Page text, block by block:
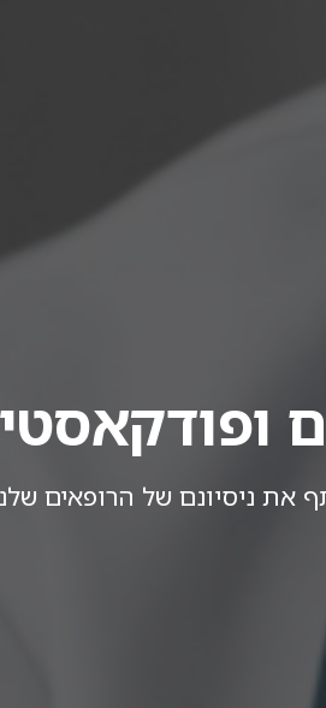
את ניסיונם של הרופאים